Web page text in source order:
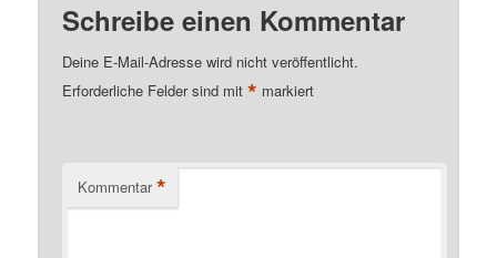
Schreibe einen Kommentar
Deine E-Mail-Adresse wird nicht veröffentlicht.
Erforderliche Felder sind mit* markiert
Kommentar *